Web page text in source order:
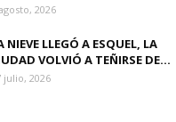
2026
NIEVE LLEGÓ A ESQUEL, LA
VOLVIÓ A TEÑIRSE DE...
julio, 2026